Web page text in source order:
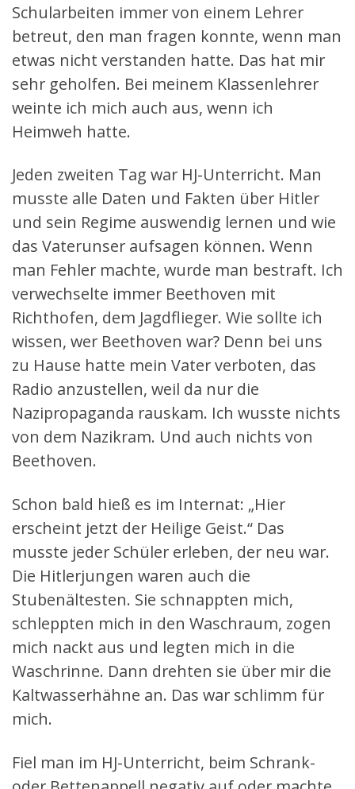
Schularbeiten immer von einem Lehrer
betreut, den man fragen konnte, wenn man
etwas nicht verstanden hatte. Das hat mir
sehr geholfen. Bei meinem Klassenlehrer
weinte ich mich auch aus, wenn ich
Heimweh hatte.
Jeden zweiten Tag war HJ-Unterricht. Man
musste alle Daten und Fakten über Hitler
und sein Regime auswendig lernen und wie
das Vaterunser aufsagen können. Wenn
man Fehler machte, wurde man bestraft. Ich
verwechselte immer Beethoven mit
Richthofen, dem Jagdflieger. Wie sollte ich
wissen, wer Beethoven war? Denn bei uns
zu Hause hatte mein Vater verboten, das
Radio anzustellen, weil da nur die
Nazipropaganda rauskam. Ich wusste nichts
von dem Nazikram. Und auch nichts von
Beethoven.
Schon bald hieß es im Internat: „Hier
erscheint jetzt der Heilige Geist.“ Das
musste jeder Schüler erleben, der neu war.
Die Hitlerjungen waren auch die
Stubenältesten. Sie schnappten mich,
schleppten mich in den Waschraum, zogen
mich nackt aus und legten mich in die
Waschrinne. Dann drehten sie über mir die
Kaltwasserhähne an. Das war schlimm für
mich.
Fiel man im HJ-Unterricht, beim Schrank-